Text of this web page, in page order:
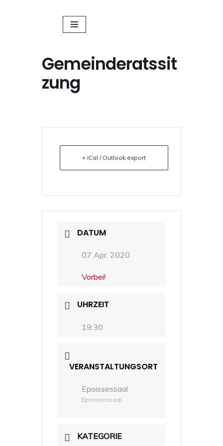
Gemeinderatssit
zung
+ iCal / Outlook export
DATUM
07 Apr. 2020
Vorbei!
UHRZEIT
19:30
VERANSTALTUNGSORT
Epoissessaal
Epoissessaal
KATEGORIE